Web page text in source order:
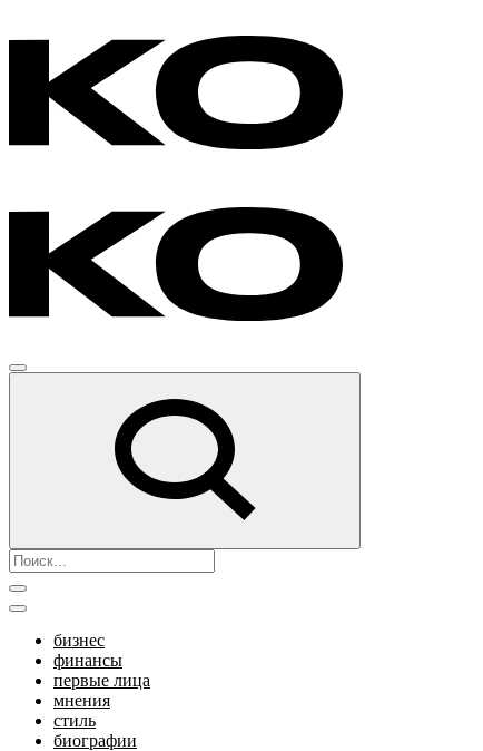
бизнес
финансы
первые лица
мнения
стиль
биографии